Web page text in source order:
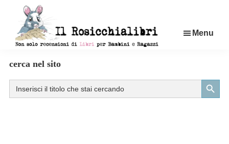
contenuto
di
libri
per
Menu
cerca nel sito
Search
for:
Search Button